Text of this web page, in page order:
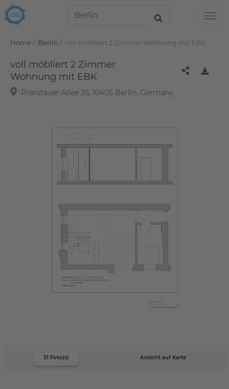
Home / Berlin / voll möbliert 2 Zimmer Wohnung mit EBK
voll möbliert 2 Zimmer
Wohnung mit EBK
Prenzlauer Allee 35, 10405 Berlin, Germany
31 Foto(s) Ansicht auf Karte